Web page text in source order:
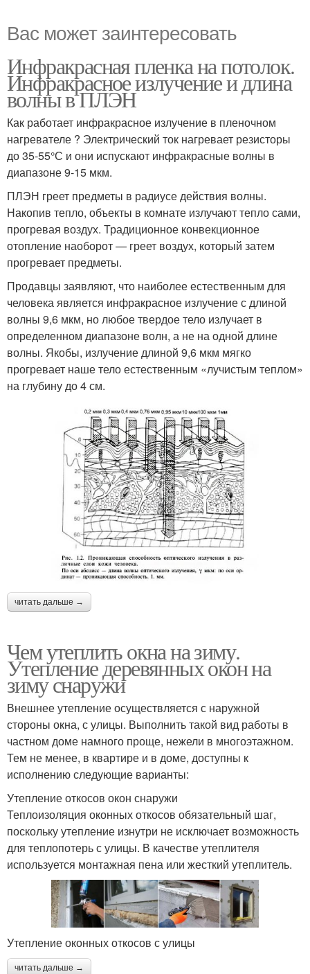
Вас может заинтересовать
Инфракрасная пленка на потолок.
Инфракрасное излучение и длина
волны в ПЛЭН
Как работает инфракрасное излучение в пленочном
нагревателе ? Электрический ток нагревает резисторы
до 35-55°С и они испускают инфракрасные волны в
диапазоне 9-15 мкм.
ПЛЭН греет предметы в радиусе действия волны.
Накопив тепло, объекты в комнате излучают тепло сами,
прогревая воздух. Традиционное конвекционное
отопление наоборот — греет воздух, который затем
прогревает предметы.
Продавцы заявляют, что наиболее естественным для
человека является инфракрасное излучение с длиной
волны 9,6 мкм, но любое твердое тело излучает в
определенном диапазоне волн, а не на одной длине
волны. Якобы, излучение длиной 9,6 мкм мягко
прогревает наше тело естественным «лучистым теплом»
на глубину до 4 см.
читать дальше →
Чем утеплить окна на зиму.
Утепление деревянных окон на
зиму снаружи
Внешнее утепление осуществляется с наружной
стороны окна, с улицы. Выполнить такой вид работы в
частном доме намного проще, нежели в многоэтажном.
Тем не менее, в квартире и в доме, доступны к
исполнению следующие варианты:
Утепление откосов окон снаружи
Теплоизоляция оконных откосов обязательный шаг,
поскольку утепление изнутри не исключает возможность
для теплопотерь с улицы. В качестве утеплителя
используется монтажная пена или жесткий утеплитель.
Утепление оконных откосов с улицы
читать дальше →